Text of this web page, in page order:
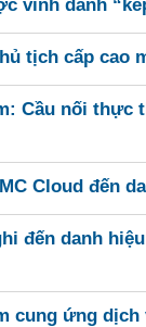
vinh danh
tịch cấp cao
Cầu nối thực
Cloud đến
đến danh
cung ứng